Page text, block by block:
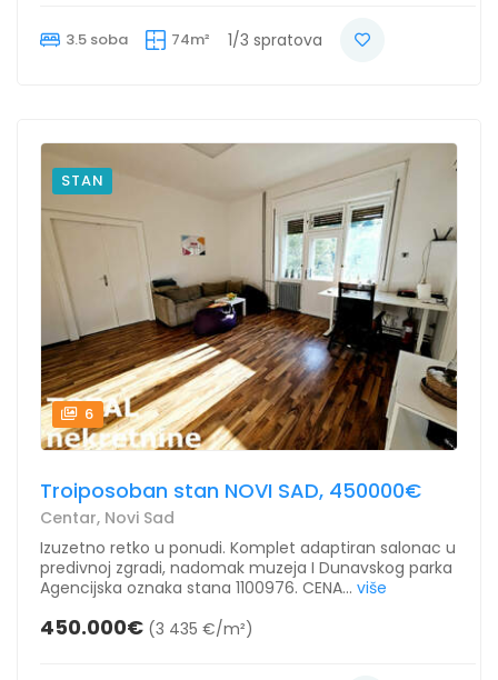
3.5 soba 74m² 1/3 spratova
STAN
6
Troiposoban stan NOVI SAD, 450000€
Centar, Novi Sad
Izuzetno retko u ponudi. Komplet adaptiran salonac u
predivnoj zgradi, nadomak muzeja I Dunavskog parka
Agencijska oznaka stana 1100976. CENA... više
450.000€ (3 435 €/m²)